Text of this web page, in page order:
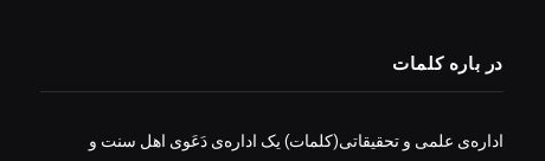
در باره کلمات
اداره‌ی علمی و تحقیقاتی(کلمات) یک اداره‌ی دَعَوی اهل سنت و